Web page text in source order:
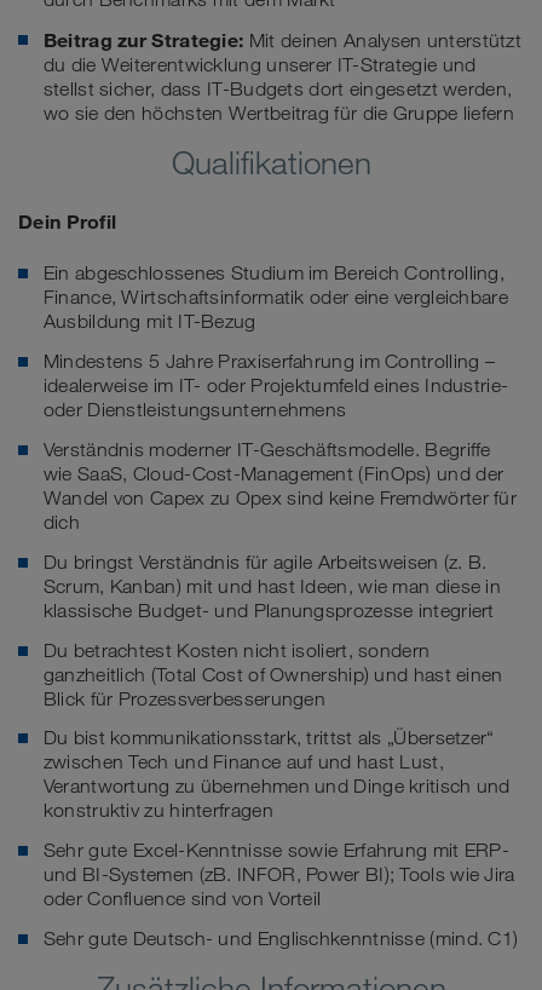
Beitrag zur Strategie: Mit deinen Analysen unterstützt
du die Weiterentwicklung unserer IT-Strategie und
stellst sicher, dass IT-Budgets dort eingesetzt werden,
wo sie den höchsten Wertbeitrag für die Gruppe liefern
Qualifikationen
Dein Profil
Ein abgeschlossenes Studium im Bereich Controlling,
Finance, Wirtschaftsinformatik oder eine vergleichbare
Ausbildung mit IT-Bezug
Mindestens 5 Jahre Praxiserfahrung im Controlling –
idealerweise im IT- oder Projektumfeld eines Industrie-
oder Dienstleistungsunternehmens
Verständnis moderner IT-Geschäftsmodelle. Begriffe
wie SaaS, Cloud-Cost-Management (FinOps) und der
Wandel von Capex zu Opex sind keine Fremdwörter für
dich
Du bringst Verständnis für agile Arbeitsweisen (z. B.
Scrum, Kanban) mit und hast Ideen, wie man diese in
klassische Budget- und Planungsprozesse integriert
Du betrachtest Kosten nicht isoliert, sondern
ganzheitlich (Total Cost of Ownership) und hast einen
Blick für Prozessverbesserungen
Du bist kommunikationsstark, trittst als „Übersetzer“
zwischen Tech und Finance auf und hast Lust,
Verantwortung zu übernehmen und Dinge kritisch und
konstruktiv zu hinterfragen
Sehr gute Excel-Kenntnisse sowie Erfahrung mit ERP-
und BI-Systemen (zB. INFOR, Power BI); Tools wie Jira
oder Confluence sind von Vorteil
Sehr gute Deutsch- und Englischkenntnisse (mind. C1)